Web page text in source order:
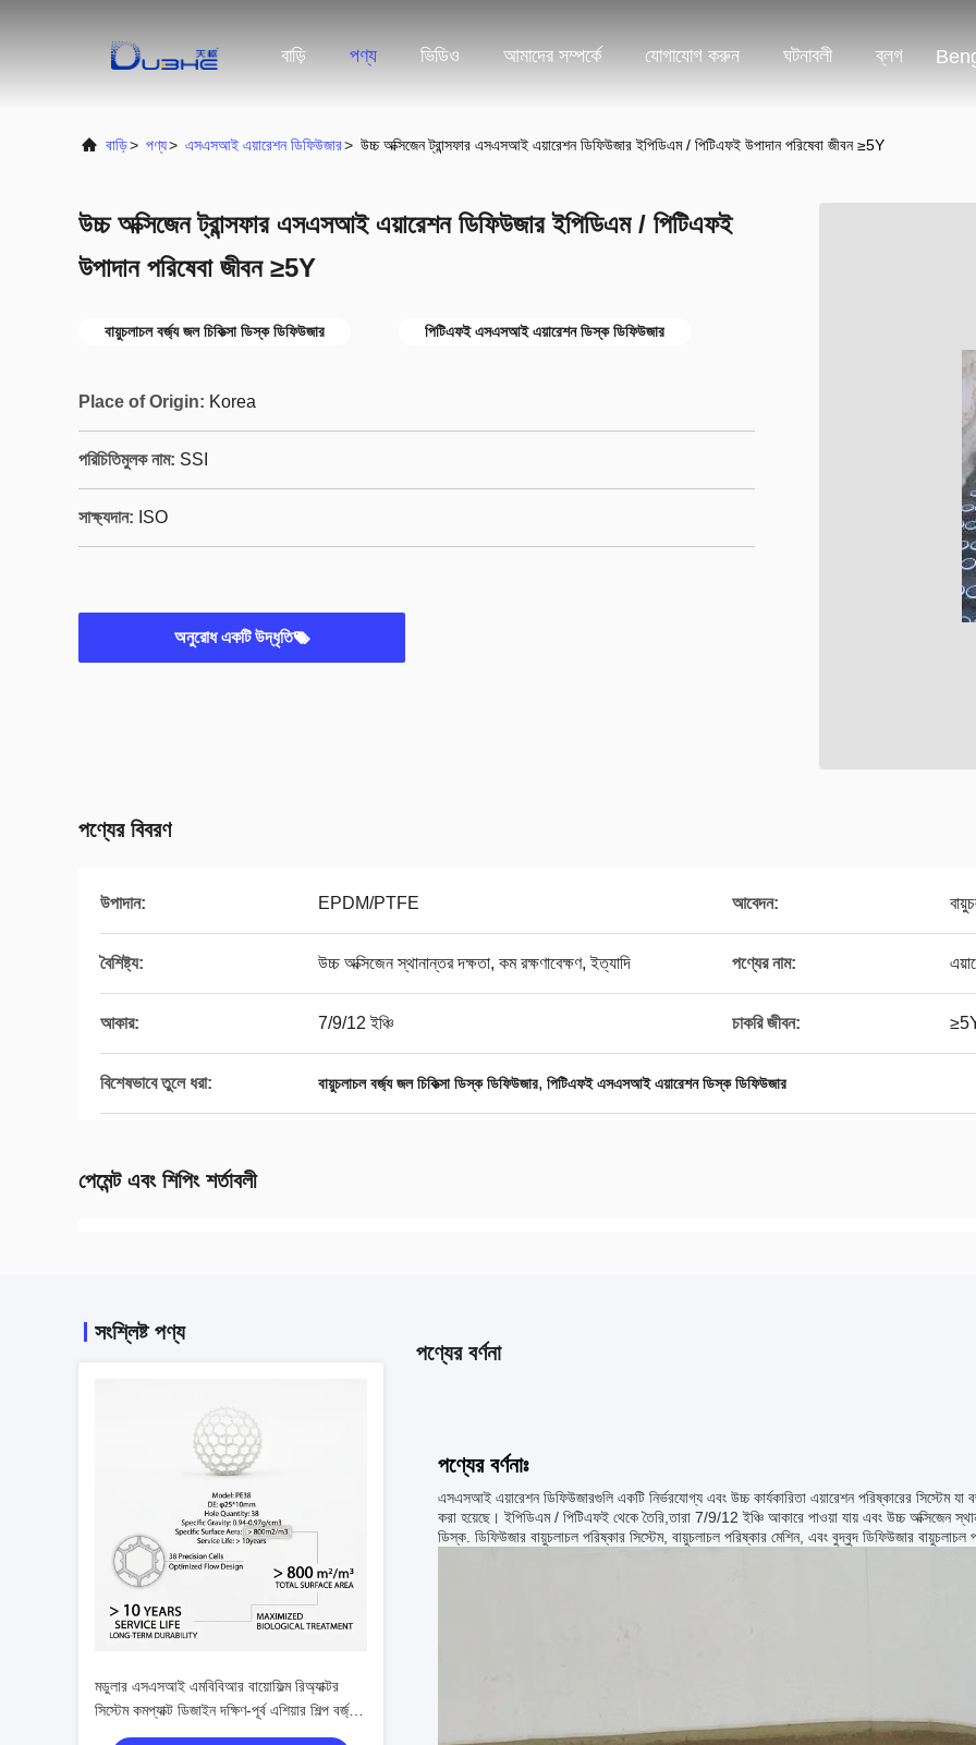
বাড়ি পণ্য ভিডিও আমাদের সম্পর্কে যোগাযোগ করুন ঘটনাবলী ব্লগ
বাড়ি> পণ্য> এসএসআই এয়ারেশন ডিফিউজার> উচ্চ অক্সিজেন ট্রান্সফার এসএসআই এয়ারেশন ডিফিউজার ইপিডিএম / পিটিএফই উপাদান পরিষেবা জীবন ≥5Y
উচ্চ অক্সিজেন ট্রান্সফার এসএসআই এয়ারেশন ডিফিউজার ইপিডিএম / পিটিএফই
উপাদান পরিষেবা জীবন ≥5Y
বায়ুচলাচল বর্জ্য জল চিকিত্সা ডিস্ক ডিফিউজার পিটিএফই এসএসআই এয়ারেশন ডিস্ক ডিফিউজার
Place of Origin: Korea
পরিচিতিমুলক নাম: SSI
সাক্ষ্যদান: ISO
অনুরোধ একটি উদ্ধৃতি
পণ্যের বিবরণ
উপাদান: EPDM/PTFE আবেদন:
বৈশিষ্ট্য: উচ্চ অক্সিজেন স্থানান্তর দক্ষতা, কম রক্ষণাবেক্ষণ, ইত্যাদি পণ্যের নাম:
আকার: 7/9/12 ইঞ্চি চাকরি জীবন:
বিশেষভাবে তুলে ধরা: বায়ুচলাচল বর্জ্য জল চিকিত্সা ডিস্ক ডিফিউজার, পিটিএফই এসএসআই এয়ারেশন ডিস্ক ডিফিউজার
পেমেন্ট এবং শিপিং শর্তাবলী
সংশ্লিষ্ট পণ্য
মডুলার এসএসআই এমবিবিআর বায়োফিল্ম রিঅ্যাক্টর
সিস্টেম কমপ্যাক্ট ডিজাইন দক্ষিণ-পূর্ব এশিয়ার শিল্প বর্জ্য
জলের জন্য দ্রুত উপনিবেশ
পণ্যের বর্ণনা
পণ্যের বর্ণনাঃ
এসএসআই এয়ারেশন ডিফিউজারগুলি একটি নির্ভরযোগ্য এবং উচ্চ কার্যকারিতা এয়ারেশন পরিষ্কারের সিস্টেম যা
করা হয়েছে। ইপিডিএম / পিটিএফই থেকে তৈরি,তারা 7/9/12 ইঞ্চি আকারে পাওয়া যায় এবং উচ্চ অক্সিজেন
ডিস্ক. ডিফিউজার বায়ুচলাচল পরিষ্কার সিস্টেম, বায়ুচলাচল পরিষ্কার মেশিন, এবং বুদ্বুদ ডিফিউজার বায়ুচলাচল